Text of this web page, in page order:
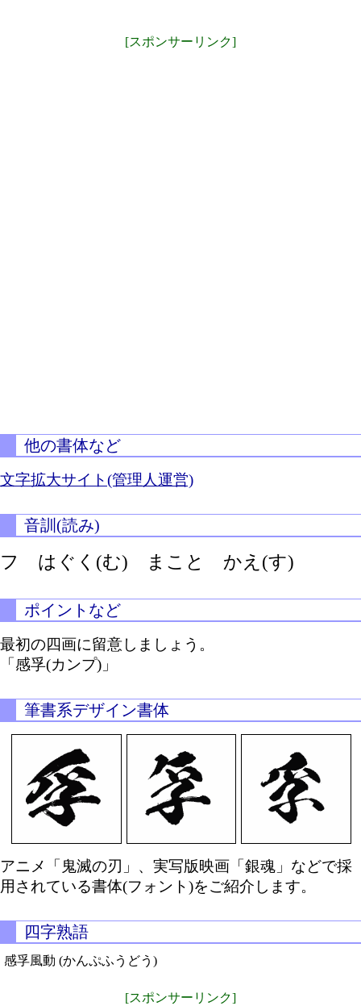
[スポンサーリンク]
他の書体など
文字拡大サイト(管理人運営)
音訓(読み)
フ はぐく(む) まこと かえ(す)
ポイントなど
最初の四画に留意しましょう。
「感孚(カンプ)」
筆書系デザイン書体
アニメ「鬼滅の刃」、実写版映画「銀魂」などで採
用されている書体(フォント)をご紹介します。
四字熟語
感孚風動 (かんぷふうどう)
[スポンサーリンク]